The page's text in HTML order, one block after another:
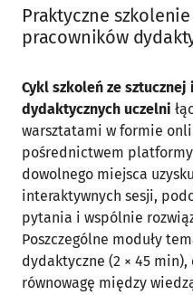
Praktyczne
pracowników
Cykl szkoleń ze
dydaktycznych uczelni
warsztatami w formie
pośrednictwem
dowolnego miejsca
interaktywnych sesji,
pytania i wspólnie
Poszczególne moduły
dydaktyczne (2 × 45
równowagę między